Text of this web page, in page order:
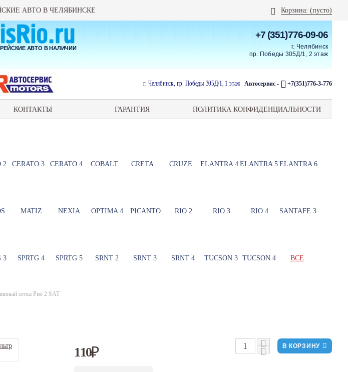
АВТО В ЧЕЛЯБИНСКЕ Корзина: (пусто)
+7 (351)776-09-06
г. Челябинск
пр. Победы 305Д/1, 2 этаж
АВТО В НАЛИЧИИ
г. Челябинск, пр. Победы 305Д/1, 1 этаж Автосервис - +7(351)776-3-776
КОНТАКТЫ ГАРАНТИЯ ПОЛИТИКА КОНФИДЕНЦИАЛЬНОСТИ
2 CERATO 3 CERATO 4 COBALT CRETA CRUZE ELANTRA 4ELANTRA 5ELANTRA 6
MATIZ NEXIA OPTIMA 4 PICANTO RIO 2 RIO 3 RIO 4 SANTAFE 3
3 SPRTG 4 SPRTG 5 SRNT 2 SRNT 3 SRNT 4 TUCSON 3 TUCSON 4 ВСЕ
сетка Рио 2 SAT
110₽
В КОРЗИНУ